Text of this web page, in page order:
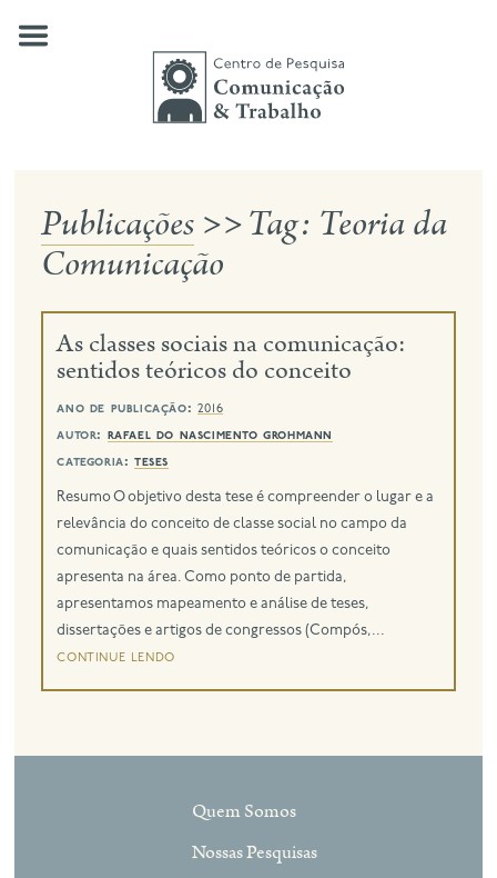
quem somos
nossas pesquisas
notícias
contato
busca
eng
Publicações >>Tag: Teoria da
Comunicação
As classes sociais na comunicação:
sentidos teóricos do conceito
ano de publicação: 2016
autor: rafael do nascimento grohmann
categoria: teses
Resumo O objetivo desta tese é compreender o lugar e a
relevância do conceito de classe social no campo da
comunicação e quais sentidos teóricos o conceito
apresenta na área. Como ponto de partida,
apresentamos mapeamento e análise de teses,
dissertações e artigos de congressos (Compós,...
continue lendo
Quem Somos
Nossas Pesquisas